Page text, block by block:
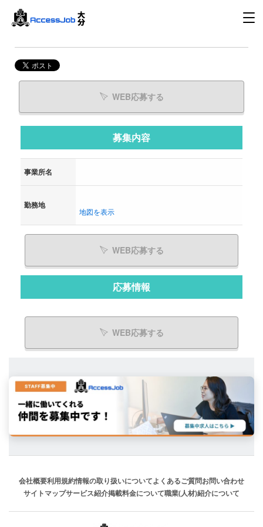
WEB応募する
募集内容
事業所名
勤務地
地図を表示
WEB応募する
応募情報
WEB応募する
会社概要利用規約情報の取り扱いについてよくあるご質問お問い合わせ
サイトマップサービス紹介掲載料金について職業(人材)紹介について